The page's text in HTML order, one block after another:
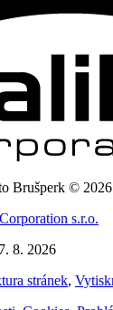
Brušperk © 2026
s.r.o.
8. 2026
stránek,